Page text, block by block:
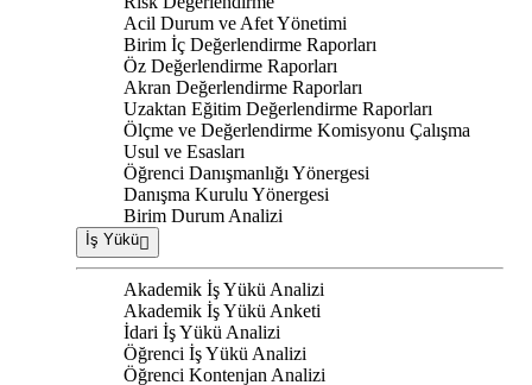
Acil Durum ve Afet Yönetimi
Birim İç Değerlendirme Raporları
Öz Değerlendirme Raporları
Akran Değerlendirme Raporları
Uzaktan Eğitim Değerlendirme Raporları
Ölçme ve Değerlendirme Komisyonu Çalışma
Usul ve Esasları
Öğrenci Danışmanlığı Yönergesi
Danışma Kurulu Yönergesi
Birim Durum Analizi
İş Yükü
Akademik İş Yükü Analizi
Akademik İş Yükü Anketi
İdari İş Yükü Analizi
Öğrenci İş Yükü Analizi
Öğrenci Kontenjan Analizi